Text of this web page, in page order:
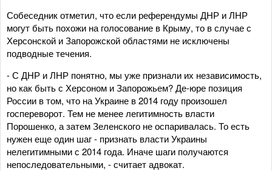
Собеседник отметил, что если референдумы ДНР и ЛНР
могут быть похожи на голосование в Крыму, то в случае с
Херсонской и Запорожской областями не исключены
подводные течения.
- С ДНР и ЛНР понятно, мы уже признали их независимость,
но как быть с Херсоном и Запорожьем? Де-юре позиция
России в том, что на Украине в 2014 году произошел
госпереворот. Тем не менее легитимность власти
Порошенко, а затем Зеленского не оспаривалась. То есть
нужен еще один шаг - признать власти Украины
нелегитимными с 2014 года. Иначе шаги получаются
непоследовательными, - считает адвокат.